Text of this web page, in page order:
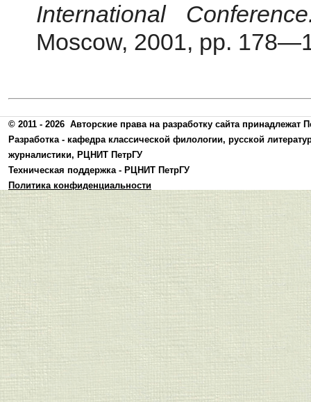
International
Moscow, 2001, pp.
© 2011 - 2026 Авторские права на разработку сайта принадлежат
Разработка - кафедра классической филологии, русской
журналистики, РЦНИТ ПетрГУ
Техническая поддержка - РЦНИТ ПетрГУ
Политика конфиденциальности